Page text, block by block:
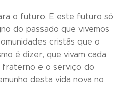
o futuro. E este futuro só
do passado que vivemos
cristãs que o
é dizer, que vivam cada
fraterno e o serviço do
desta vida nova no